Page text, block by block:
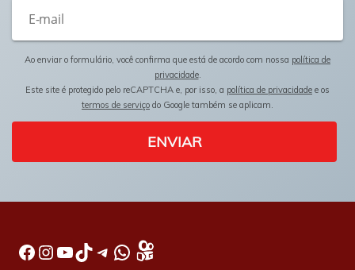
Ao enviar o formulário, você confirma que está de acordo com nossa política de
privacidade.
Este site é protegido pelo reCAPTCHA e, por isso, a política de privacidade e os
termos de serviço do Google também se aplicam.
ENVIAR
Facebook InstagramYoutube TikTok Telegram WhatsApp